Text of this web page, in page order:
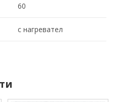
60
с нагревател